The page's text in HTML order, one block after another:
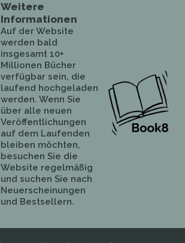
Weitere
Informationen
Auf der Website
werden bald
insgesamt 10+
Millionen Bücher
verfügbar sein, die
laufend hochgeladen
werden. Wenn Sie
über alle neuen
Veröffentlichungen
auf dem Laufenden
bleiben möchten,
besuchen Sie die
Website regelmäßig
und suchen Sie nach
Neuerscheinungen
und Bestsellern.